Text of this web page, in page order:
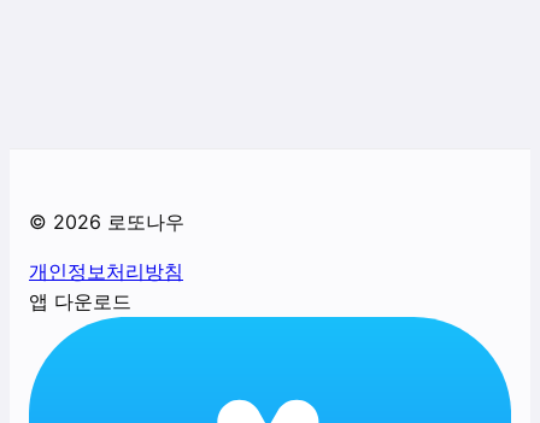
© 2026 로또나우
개인정보처리방침
앱 다운로드